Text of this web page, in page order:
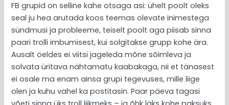
FB grupid on selline kahe otsaga asi: ühelt poolt oleks
seal ju hea arutada koos teemas olevate inimestega
sündmusi ja probleeme, teiselt poolt aga piisab sinna
paari trolli imbumisest, kui solgitakse grupp kohe ära.
Ausalt öeldes ei viitsi jageleda mõne sõimleva ja
solvata üritava nähtamatu kaabakaga, nii et tänasest
ei osale ma enam ainsa grupi tegevuses, mille liige
olen ja kuhu vahel ka postitasin. Paar päeva tagasi